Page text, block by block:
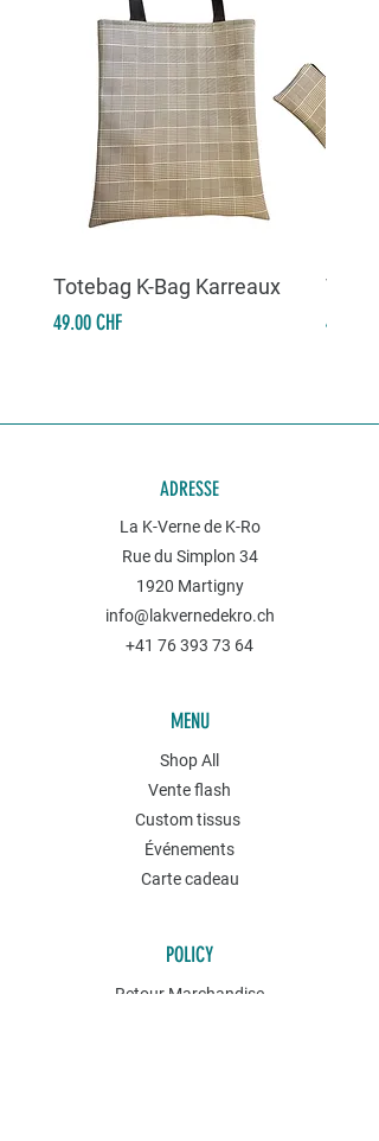
Totebag K-Bag Karreaux
Prix
49.00 CHF Prix
49.00
ADRESSE
La K-Verne de K-Ro
Rue du Simplon 34
1920 Martigny
info@lakvernedekro.ch
+41 76 393 73 64
MENU
Shop All
Vente flash
Custom tissus
Événements
Carte cadeau
POLICY
Retour Marchandise